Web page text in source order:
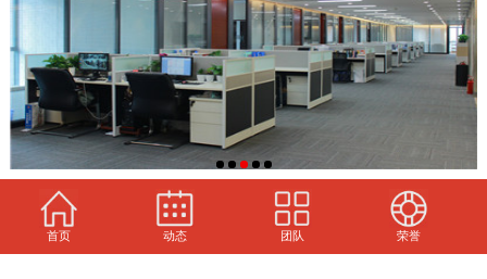
首页 动态 团队 荣誉